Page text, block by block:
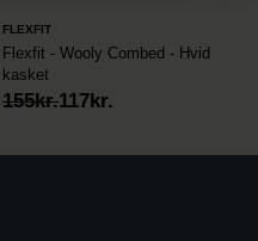
FLEXFIT
Flexfit - Wooly Combed - Hvid
kasket
155kr.
Original
155kr..
117kr.
Current
117kr..